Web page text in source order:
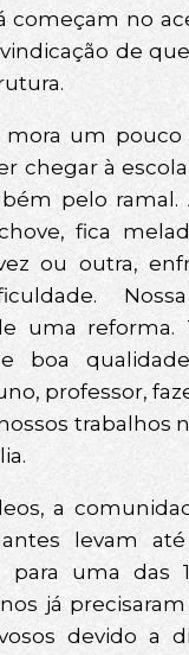
começam no
de
mora um pouco
chegar à
pelo ramal.
fica
ou outra,
uma reforma.
boa
professor,
trabalhos
a
levam
para uma das
já
devido a